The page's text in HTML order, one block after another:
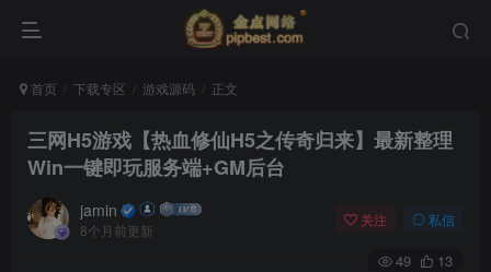
首页 下载专区 游戏源码 正文
三网H5游戏【热血修仙H5之传奇归来】最新整理
Win一键即玩服务端+GM后台
jamin
8个月前更新
关注 私信
49 13